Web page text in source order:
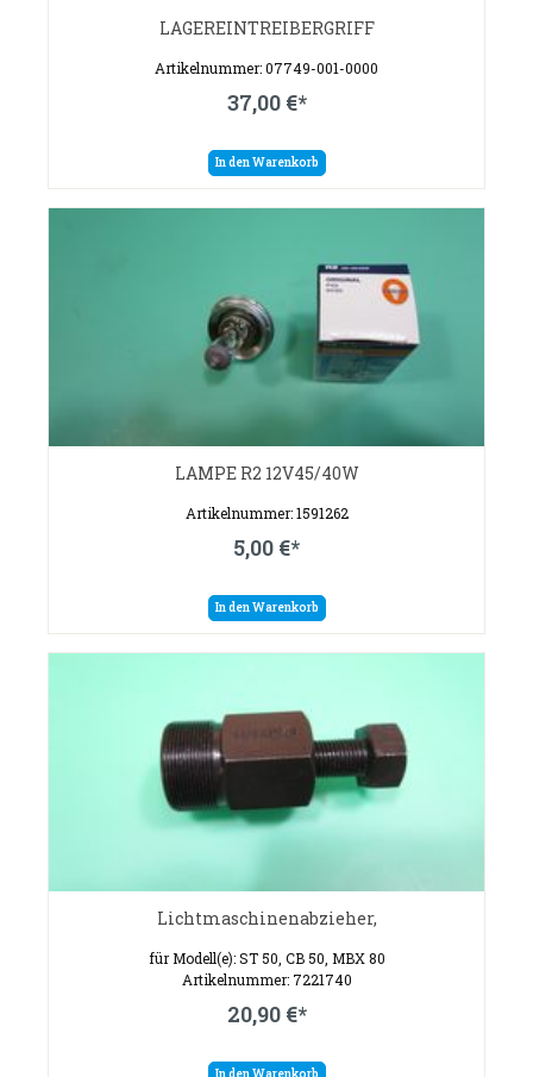
LAGEREINTREIBERGRIFF
Artikelnummer: 07749-001-0000
37,00 €*
In den Warenkorb
LAMPE R2 12V45/40W
Artikelnummer: 1591262
5,00 €*
In den Warenkorb
Lichtmaschinenabzieher,
für Modell(e): ST 50, CB 50, MBX 80
Artikelnummer: 7221740
20,90 €*